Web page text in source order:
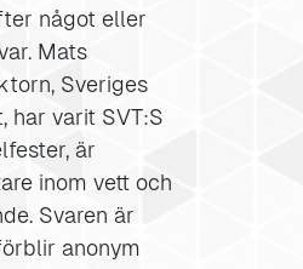
något eller
Mats
Sveriges
har varit SVT:S
är
inom vett och
Svaren är
anonym